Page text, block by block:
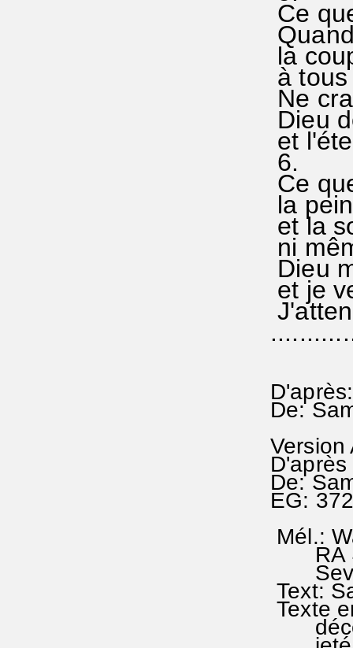
Ce
la
à
Ne
Dieu
et
6.
Ce
la
et la
ni
Dieu
et je
De:
Version
De:
EG:
Mél.:
RA
Text:
Texte